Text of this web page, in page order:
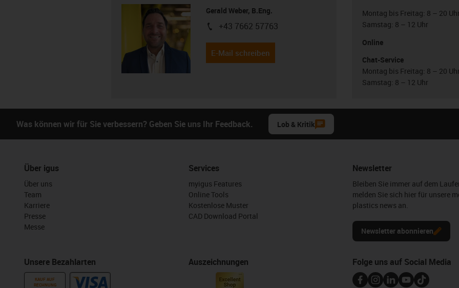
Gerald Weber, B.Eng.
igus-icon-phone
+43 7662 57763
E-Mail schreiben
Montag bis Freitag: 8 – 20 Uhr
Samstag: 8 – 12 Uhr
Online
Chat-Service
Montag bis Freitag: 8 – 20 Uhr
Samstag: 8 – 12 Uhr
Was können wir für Sie verbessern? Geben Sie uns Ihr Feedback. Lob & Kritik
Über igus
Über uns
Team
Karriere
Presse
Messe
Unsere Bezahlarten
KAUF AUF
RECHNUNG
Services
myigus Features
Online Tools
Kostenlose Muster
CAD Download Portal
Auszeichnungen
Newsletter
Bleiben Sie immer auf dem
melden Sie sich hier für unsere
plastics news an.
Newsletter abonnieren
Folge uns auf Social Media